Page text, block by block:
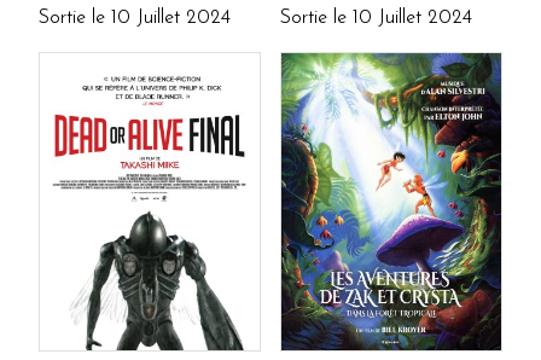
Sortie le 10 Juillet 2024
Sortie le 10 Juillet 2024